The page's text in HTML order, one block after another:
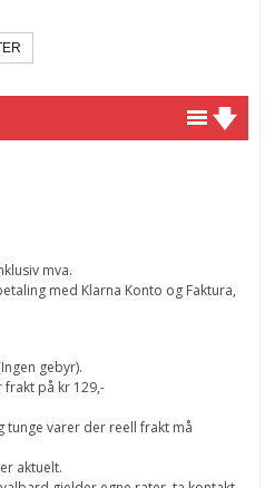
mva.
med Klarna Konto og Faktura,
gebyr).
på kr 129,-
varer der reell frakt må
aktuelt.